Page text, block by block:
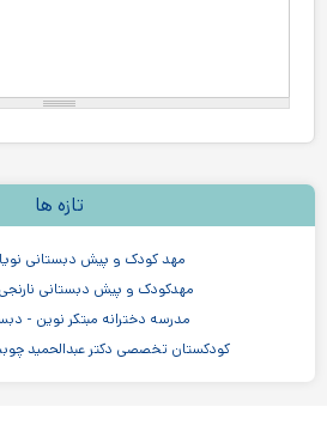
تازه ها
مهد کودک و پیش دبستانی
مهدکودک و پیش دبستانی
مدرسه دخترانه مبتکر نوین -
کودکستان تخصصی دکتر عبدالحمید